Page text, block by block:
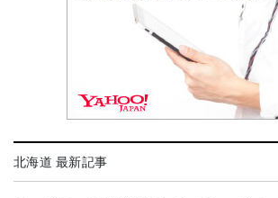
北海道 最新記事